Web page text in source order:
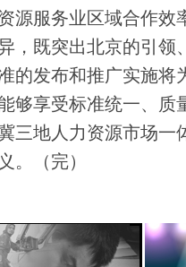
源服务业区域合作效
，既突出北京的引领
的发布和推广实施将
够享受标准统一、质
三地人力资源市场一
。（完）